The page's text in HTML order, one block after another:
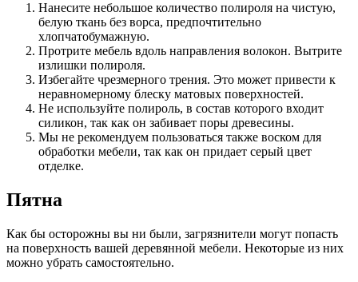
Нанесите небольшое количество полироля на чистую,
белую ткань без ворса, предпочтительно
хлопчатобумажную.
Протрите мебель вдоль направления волокон. Вытрите
излишки полироля.
Избегайте чрезмерного трения. Это может привести к
неравномерному блеску матовых поверхностей.
Не используйте полироль, в состав которого входит
силикон, так как он забивает поры древесины.
Мы не рекомендуем пользоваться также воском для
обработки мебели, так как он придает серый цвет
отделке.
Пятна
Как бы осторожны вы ни были, загрязнители могут попасть
на поверхность вашей деревянной мебели. Некоторые из них
можно убрать самостоятельно.